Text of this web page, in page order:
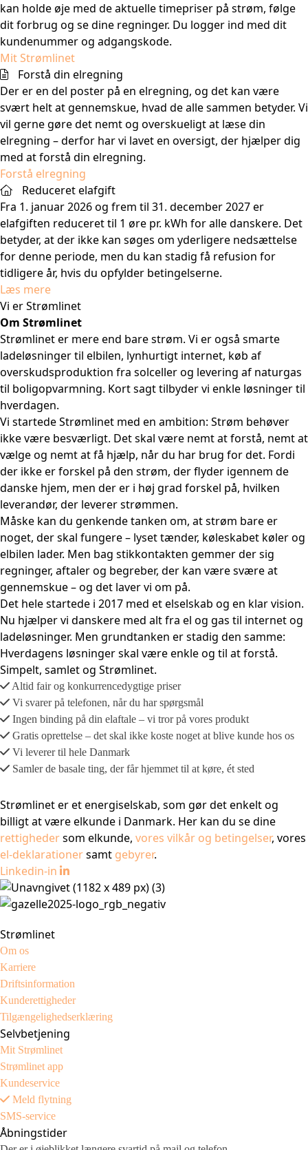
kan holde øje med de aktuelle timepriser på strøm, følge
dit forbrug og se dine regninger. Du logger ind med dit
kundenummer og adgangskode.
Mit Strømlinet
Forstå din elregning
Der er en del poster på en elregning, og det kan være
svært helt at gennemskue, hvad de alle sammen betyder. Vi
vil gerne gøre det nemt og overskueligt at læse din
elregning – derfor har vi lavet en oversigt, der hjælper dig
med at forstå din elregning.
Forstå elregning
Reduceret elafgift
Fra 1. januar 2026 og frem til 31. december 2027 er
elafgiften reduceret til 1 øre pr. kWh for alle danskere. Det
betyder, at der ikke kan søges om yderligere nedsættelse
for denne periode, men du kan stadig få refusion for
tidligere år, hvis du opfylder betingelserne.
Læs mere
Vi er Strømlinet
Om Strømlinet
Strømlinet er mere end bare strøm. Vi er også smarte
ladeløsninger til elbilen, lynhurtigt internet, køb af
overskudsproduktion fra solceller og levering af naturgas
til boligopvarmning. Kort sagt tilbyder vi enkle løsninger til
hverdagen.
Vi startede Strømlinet med en ambition: Strøm behøver
ikke være besværligt. Det skal være nemt at forstå, nemt at
vælge og nemt at få hjælp, når du har brug for det. Fordi
der ikke er forskel på den strøm, der flyder igennem de
danske hjem, men der er i høj grad forskel på, hvilken
leverandør, der leverer strømmen.
Måske kan du genkende tanken om, at strøm bare er
noget, der skal fungere – lyset tænder, køleskabet køler og
elbilen lader. Men bag stikkontakten gemmer der sig
regninger, aftaler og begreber, der kan være svære at
gennemskue – og det laver vi om på.
Det hele startede i 2017 med et elselskab og en klar vision.
Nu hjælper vi danskere med alt fra el og gas til internet og
ladeløsninger. Men grundtanken er stadig den samme:
Hverdagens løsninger skal være enkle og til at forstå.
Simpelt, samlet og Strømlinet.
Altid fair og konkurrencedygtige priser
Vi svarer på telefonen, når du har spørgsmål
Ingen binding på din elaftale – vi tror på vores produkt
Gratis oprettelse – det skal ikke koste noget at blive kunde hos os
Vi leverer til hele Danmark
Samler de basale ting, der får hjemmet til at køre, ét sted
Strømlinet er et energiselskab, som gør det enkelt og
billigt at være elkunde i Danmark. Her kan du se dine
rettighedersom elkunde, vores vilkår og betingelser, vores
el-deklarationersamt gebyrer.
Linkedin-in
Strømlinet
Om os
Karriere
Driftsinformation
Kunderettigheder
Tilgængelighedserklæring
Selvbetjening
Mit Strømlinet
Strømlinet app
Kundeservice
Meld flytning
SMS-service
Åbningstider